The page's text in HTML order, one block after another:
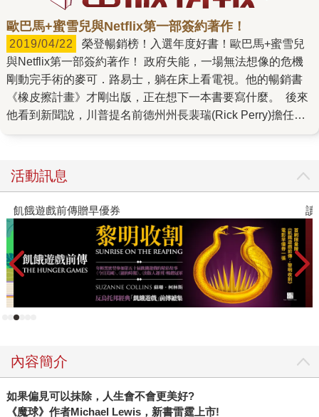
歐巴馬+蜜雪兒與Netflix第一部簽約著作！
2019/04/22
與Netflix第一部簽約著作！ 政府失能，一場無法想像的危機
剛動完手術的麥可．路易士，躺在床上看電視。他的暢銷書
《橡皮擦計畫》才剛出版，正在想下一本書要寫什麼。 後來
他看到新聞說，川普提名前德州州長裴瑞(Rick Perry)擔任能
訪了十幾個經常見諸媒體、與經濟密切相關的部門。 他這才
發現，天啊，原來自己根本不了解政府：許多政府機構的實
際功能，根本與名稱不相符。例如「能源部」，最重要的任
務不是什麼顧名思義的制定能源政策，而是掌管攸關你我性
命的核子武器！還有「農業部」，其實絕大多數的工作內容
「與農業一點關係也沒有」。至於常常見報的「商務部」，
你可能以為就像我們的經濟部，是專門負責制定產業政策、
掌管國際貿易的吧？錯了，商務部裡預算最龐大的業務，是
你想也想不到的：提供氣象資訊。是的，可以說沒有美國商
默默堅守在崗位上，維持政府運轉、保護國家安全、發布天
災預警，卻不為你我所知。我們通常只有在公務員出了紕
漏、或是鬧了什麼醜聞，才會注意到他們的存在。但麥可．
活動訊息
飢餓遊戲前傳贈早優券 讀
內容簡介
如果偏見可以抹除，人生會不會更美好?
《魔球》作者Michael Lewis，新書雷霆上市!